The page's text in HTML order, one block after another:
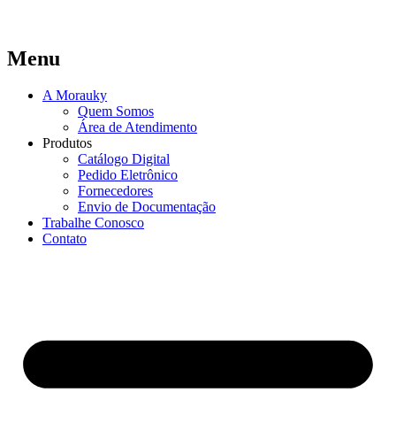
Menu
A Morauky
Quem Somos
Área de Atendimento
Produtos
Catálogo Digital
Pedido Eletrônico
Fornecedores
Envio de Documentação
Trabalhe Conosco
Contato